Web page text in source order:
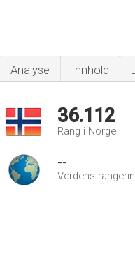
Analyse Innhold
36.112
Rang i Norge
--
Verdens-